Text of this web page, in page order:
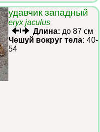
удавчик западный
eryx jaculus
Длина: до 87 см
Чешуй вокруг тела: 40-
54